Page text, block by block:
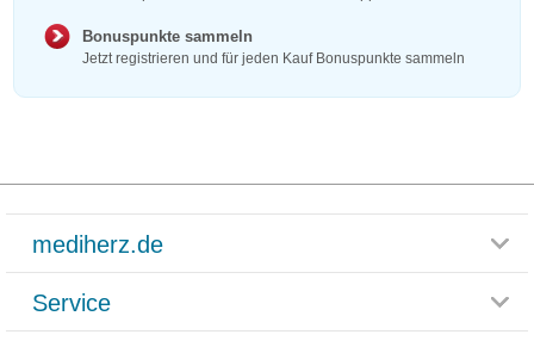
Bonuspunkte sammeln
Jetzt registrieren und für jeden Kauf Bonuspunkte sammeln
mediherz.de
Glossar
Service